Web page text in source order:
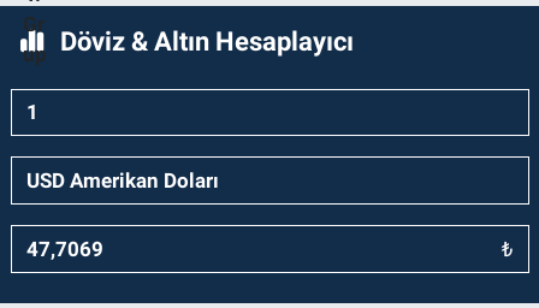
Döviz & Altın Hesaplayıcı
₺